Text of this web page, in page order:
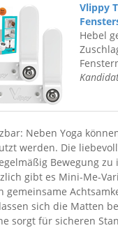
Vlippy
Hebel
Neben Yoga
werden. Die
Bewegung
gibt es Mini-Me-
sich die Matten
sorgt für sicheren